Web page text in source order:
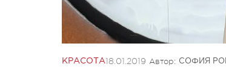
КРАСОТА18.01.2019 Автор: СОФИЯ